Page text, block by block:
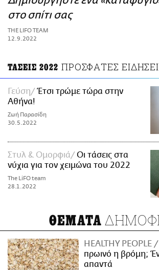
ΑΜΠΑ
PRINT
στο σπίτι σας
THE LIFO TEAM
12.9.2022
ΤΑΣΕΙΣ 2022 ΠΡΟΣΦΑΤΕΣ
Γεύση
Έτσι τρώμε τώρα στην
Αθήνα!
Ζωή Παρασίδη
30.5.2022
Στυλ & Ομορφιά
Oι τάσεις στα
νύχια για τον χειμώνα του 2022
The LiFO team
28.1.2022
ΘΕΜΑΤΑ
HEALTHY PEOPLE
πρωινό η βρόμη;
απαντά